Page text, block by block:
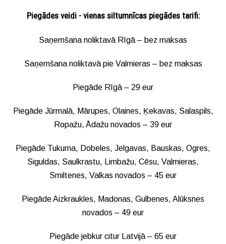
Piegādes veidi - vienas siltumnīcas piegādes tarifi:
Saņemšana noliktavā Rīgā – bez maksas
Saņemšana noliktavā pie Valmieras – bez maksas
Piegāde Rīgā – 29 eur
Piegāde Jūrmalā, Mārupes, Olaines, Ķekavas, Salaspils,
Ropažu, Ādažu novados – 39 eur
Piegāde Tukuma, Dobeles, Jelgavas, Bauskas, Ogres,
Siguldas, Saulkrastu, Limbažu, Cēsu, Valmieras,
Smiltenes, Valkas novados – 45 eur
Piegāde Aizkraukles, Madonas, Gulbenes, Alūksnes
novados – 49 eur
Piegāde jebkur citur Latvijā – 65 eur